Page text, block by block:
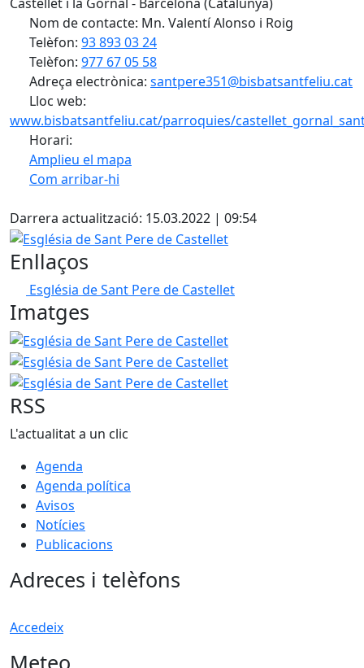
Nom de contacte: Mn. Valentí Alonso i Roig
Telèfon: 93 893 03 24
Telèfon: 977 67 05 58
Adreça electrònica: santpere351@bisbatsantfeliu.cat
Lloc web:
www.bisbatsantfeliu.cat/parroquies/
Horari:
Amplieu el mapa
Com arribar-hi
+
−
Darrera actualització: 15.03.2022 | 09:54
Església de Sant Pere de Castellet
Enllaços
Església de Sant Pere de Castellet
Imatges
Església de Sant Pere de Castellet
Església de Sant Pere
Església de Sant Pere
RSS
L'actualitat a un clic
Agenda
Agenda política
Avisos
Notícies
Publicacions
Adreces i telèfons
Accedeix
Meteo